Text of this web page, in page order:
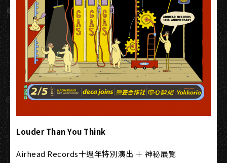
Louder Than You Think​
Airhead Records十週年特別演出 ＋ 神秘展覽